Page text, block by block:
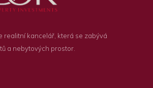
realitní kancelář, která se zabývá
a nebytových prostor.